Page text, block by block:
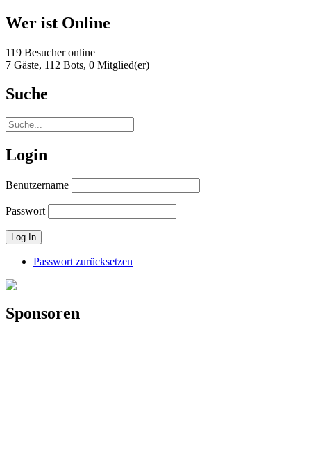
Wer ist Online
119 Besucher online
7 Gäste, 112 Bots, 0 Mitglied(er)
Suche
Login
Benutzername
Passwort
Passwort zurücksetzen
Sponsoren